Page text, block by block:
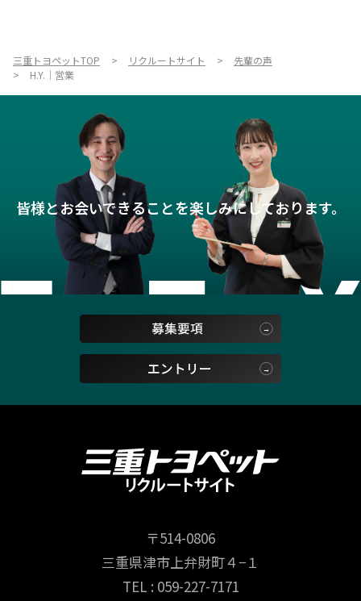
三重トヨペットTOP リクルートサイト
先輩の声
H.Y.｜営業
皆様とお会いできることを楽しみにしております。
〒514-0806
三重県津市上弁財町４−１
TEL : 059-227-7171